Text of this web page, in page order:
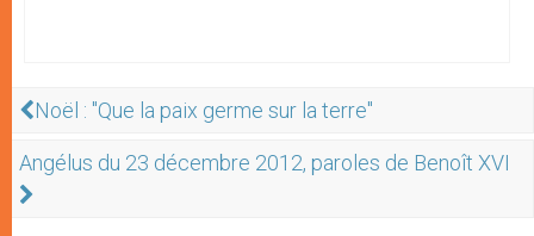
Noël : "Que la paix germe sur la terre"
Angélus du 23 décembre 2012, paroles de Benoît XVI